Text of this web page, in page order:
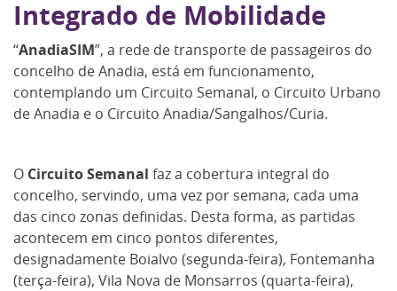
Integrado de Mobilidade
“AnadiaSIM”, a rede de transporte de passageiros do
concelho de Anadia, está em funcionamento,
contemplando um Circuito Semanal, o Circuito Urbano
de Anadia e o Circuito Anadia/Sangalhos/Curia.
O Circuito Semanal faz a cobertura integral do
concelho, servindo, uma vez por semana, cada uma
das cinco zonas definidas. Desta forma, as partidas
acontecem em cinco pontos diferentes,
designadamente Boialvo (segunda-feira), Fontemanha
(terça-feira), Vila Nova de Monsarros (quarta-feira),